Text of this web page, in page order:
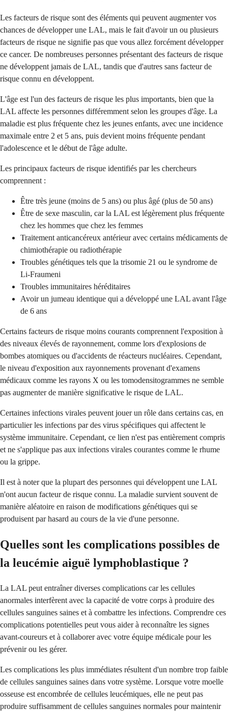
Les facteurs de risque sont des éléments qui peuvent augmenter vos
chances de développer une LAL, mais le fait d'avoir un ou plusieurs
facteurs de risque ne signifie pas que vous allez forcément développer
ce cancer. De nombreuses personnes présentant des facteurs de risque
ne développent jamais de LAL, tandis que d'autres sans facteur de
risque connu en développent.
L'âge est l'un des facteurs de risque les plus importants, bien que la
LAL affecte les personnes différemment selon les groupes d'âge. La
maladie est plus fréquente chez les jeunes enfants, avec une incidence
maximale entre 2 et 5 ans, puis devient moins fréquente pendant
l'adolescence et le début de l'âge adulte.
Les principaux facteurs de risque identifiés par les chercheurs
comprennent :
Être très jeune (moins de 5 ans) ou plus âgé (plus de 50 ans)
Être de sexe masculin, car la LAL est légèrement plus fréquente
chez les hommes que chez les femmes
Traitement anticancéreux antérieur avec certains médicaments de
chimiothérapie ou radiothérapie
Troubles génétiques tels que la trisomie 21 ou le syndrome de
Li-Fraumeni
Troubles immunitaires héréditaires
Avoir un jumeau identique qui a développé une LAL avant l'âge
de 6 ans
Certains facteurs de risque moins courants comprennent l'exposition à
des niveaux élevés de rayonnement, comme lors d'explosions de
bombes atomiques ou d'accidents de réacteurs nucléaires. Cependant,
le niveau d'exposition aux rayonnements provenant d'examens
médicaux comme les rayons X ou les tomodensitogrammes ne semble
pas augmenter de manière significative le risque de LAL.
Certaines infections virales peuvent jouer un rôle dans certains cas, en
particulier les infections par des virus spécifiques qui affectent le
système immunitaire. Cependant, ce lien n'est pas entièrement compris
et ne s'applique pas aux infections virales courantes comme le rhume
ou la grippe.
Il est à noter que la plupart des personnes qui développent une LAL
n'ont aucun facteur de risque connu. La maladie survient souvent de
manière aléatoire en raison de modifications génétiques qui se
produisent par hasard au cours de la vie d'une personne.
Quelles sont les complications possibles de
la leucémie aiguë lymphoblastique ?
La LAL peut entraîner diverses complications car les cellules
anormales interfèrent avec la capacité de votre corps à produire des
cellules sanguines saines et à combattre les infections. Comprendre ces
complications potentielles peut vous aider à reconnaître les signes
avant-coureurs et à collaborer avec votre équipe médicale pour les
prévenir ou les gérer.
Les complications les plus immédiates résultent d'un nombre trop faible
de cellules sanguines saines dans votre système. Lorsque votre moelle
osseuse est encombrée de cellules leucémiques, elle ne peut pas
produire suffisamment de cellules sanguines normales pour maintenir